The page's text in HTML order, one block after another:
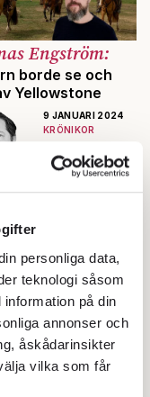
personliga data,
teknologi såsom
på din
annonser och
åskådarinsikter
vilka som får
Engström:
borde se och
Yellowstone
9 JANUARI 2024
KRÖNIKOR
Konservatismen
i serien är
befriad från
konspirationste
orier och
clownfascism.
demokrati
renoveras
2024
rasar i internationella